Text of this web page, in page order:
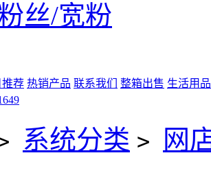
丝/宽粉
荐 热销产品 联系我们 整箱出售 生活用品
系统分类 > 网